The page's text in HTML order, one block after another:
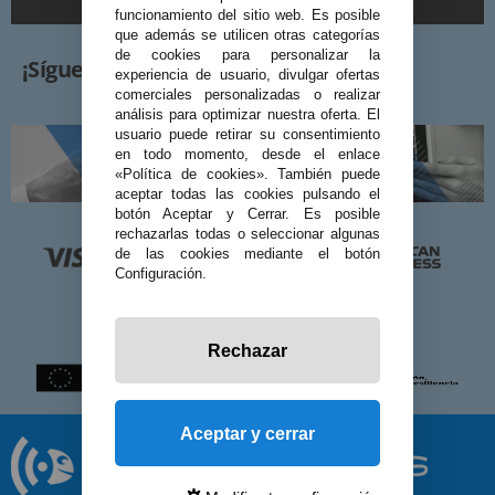
¡Síguenos!
funcionamiento del sitio web. Es posible
que además se utilicen otras categorías
de cookies para personalizar la
experiencia de usuario, divulgar ofertas
comerciales personalizadas o realizar
análisis para optimizar nuestra oferta. El
usuario puede retirar su consentimiento
en todo momento, desde el enlace
«Política de cookies». También puede
aceptar todas las cookies pulsando el
botón Aceptar y Cerrar. Es posible
rechazarlas todas o seleccionar algunas
de las cookies mediante el botón
Configuración.
Rechazar
Aceptar y cerrar